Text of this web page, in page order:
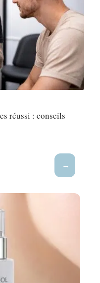
réussi : conseils